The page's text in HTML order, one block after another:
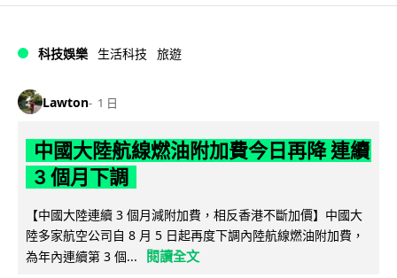
科技娛樂 生活科技 旅遊
Lawton 1 日
中國大陸航線燃油附加費今日再降 連續
3 個月下調
【中國大陸連續 3 個月減附加費，相反香港不斷加價】中國大
陸多家航空公司自 8 月 5 日起再度下調內陸航線燃油附加費，
為年內連續第 3 個...
閱讀全文